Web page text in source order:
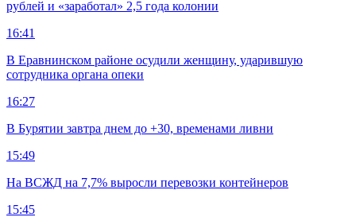
рублей и «заработал» 2,5 года колонии
16:41
В Еравнинском районе осудили женщину, ударившую
сотрудника органа опеки
16:27
В Бурятии завтра днем до +30, временами ливни
15:49
На ВСЖД на 7,7% выросли перевозки контейнеров
15:45